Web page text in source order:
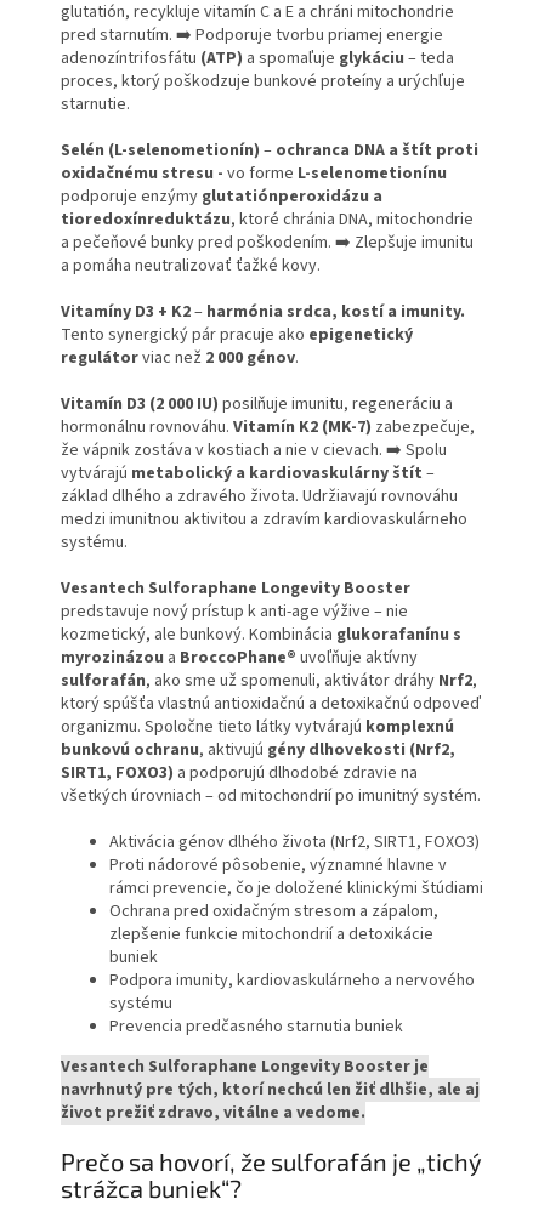
glutatión, recykluje vitamín C a E a chráni mitochondrie
pred starnutím. ➡️ Podporuje tvorbu priamej energie
adenozíntrifosfátu (ATP) a spomaľuje glykáciu – teda
proces, ktorý poškodzuje bunkové proteíny a urýchľuje
starnutie.
Selén (L-selenometionín) – ochranca DNA a štít proti
oxidačnému stresu - vo forme L-selenometionínu
podporuje enzýmy glutatiónperoxidázu a
tioredoxínreduktázu, ktoré chránia DNA, mitochondrie
a pečeňové bunky pred poškodením. ➡️ Zlepšuje imunitu
a pomáha neutralizovať ťažké kovy.
Vitamíny D3 + K2– harmónia srdca, kostí a imunity.
Tento synergický pár pracuje ako epigenetický
regulátorviac než 2 000 génov.
Vitamín D3 (2 000 IU) posilňuje imunitu, regeneráciu a
hormonálnu rovnováhu. Vitamín K2 (MK-7) zabezpečuje,
že vápnik zostáva v kostiach a nie v cievach. ➡️ Spolu
vytvárajú metabolický a kardiovaskulárny štít –
základ dlhého a zdravého života. Udržiavajú rovnováhu
medzi imunitnou aktivitou a zdravím kardiovaskulárneho
systému.
Vesantech Sulforaphane Longevity Booster
predstavuje nový prístup k anti-age výžive – nie
kozmetický, ale bunkový. Kombinácia glukorafanínu s
myrozinázou a BroccoPhane® uvoľňuje aktívny
sulforafán, ako sme už spomenuli, aktivátor dráhy Nrf2,
ktorý spúšťa vlastnú antioxidačnú a detoxikačnú odpoveď
organizmu. Spoločne tieto látky vytvárajú komplexnú
bunkovú ochranu, aktivujú gény dlhovekosti (Nrf2,
SIRT1, FOXO3) a podporujú dlhodobé zdravie na
všetkých úrovniach – od mitochondrií po imunitný systém.
Aktivácia génov dlhého života (Nrf2, SIRT1, FOXO3)
Proti nádorové pôsobenie, významné hlavne v
rámci prevencie, čo je doložené klinickými štúdiami
Ochrana pred oxidačným stresom a zápalom,
zlepšenie funkcie mitochondrií a detoxikácie
buniek
Podpora imunity, kardiovaskulárneho a nervového
systému
Prevencia predčasného starnutia buniek
Vesantech Sulforaphane Longevity Booster je
navrhnutý pre tých, ktorí nechcú len žiť dlhšie, ale aj
život prežiť zdravo, vitálne a vedome.
Prečo sa hovorí, že sulforafán je „tichý
strážca buniek“?